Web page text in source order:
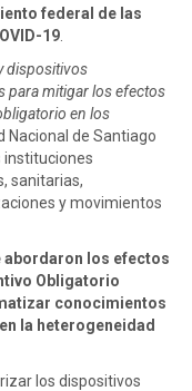
federal de las
19
dispositivos
para mitigar los efectos
en los
Nacional de Santiago
instituciones
sanitarias,
y movimientos
abordaron los efectos
Obligatorio
conocimientos
la heterogeneidad
los dispositivos